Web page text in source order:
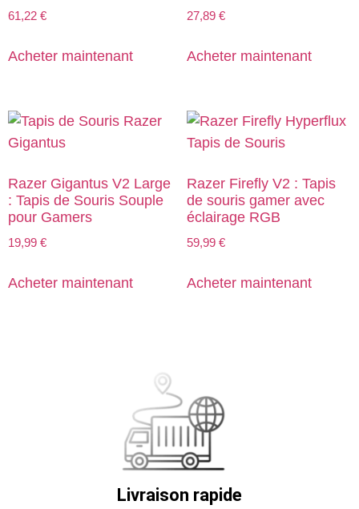
61,22 €
Acheter maintenant
27,89 €
Acheter maintenant
Razer Gigantus V2 Large
: Tapis de Souris Souple
pour Gamers
19,99 €
Acheter maintenant
Razer Firefly V2 : Tapis
de souris gamer avec
éclairage RGB
59,99 €
Acheter maintenant
Livraison rapide